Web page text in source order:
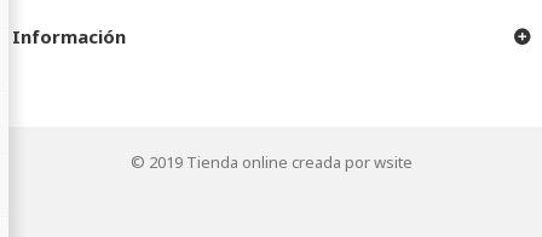
© 2019 Tienda online creada por wsite
Información